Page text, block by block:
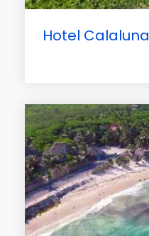
Hotel Calaluna